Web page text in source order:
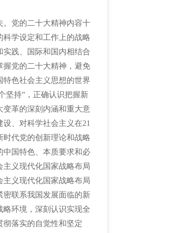
。党的二十大精神内容十
学设定和工作上的战略
践、国际和国内相结合
握党的二十大精神，避免
色社会主义思想的世界
坚持”，正确认识把握新
变革的深刻内涵和重大意
、对科学社会主义在21
代党的创新理论和战略
中国特色、本质要求和必
义现代化国家战略布局
义现代化国家战略布局
密联系我国发展面临的新
环境，深刻认识实现全
落实的自觉性和坚定